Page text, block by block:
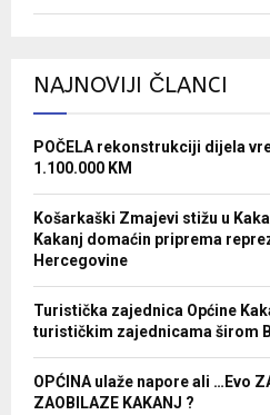
NAJNOVIJI ČLANCI
POČELA rekonstrukciji dijela
1.100.000 KM
Košarkaški Zmajevi stižu u
Kakanj domaćin priprema
Hercegovine
Turistička zajednica Općine
turističkim zajednicama širom
OPĆINA ulaže napore ali …Evo
ZAOBILAZE KAKANJ ?